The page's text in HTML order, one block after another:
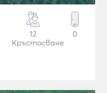
12
Кръстосване
0